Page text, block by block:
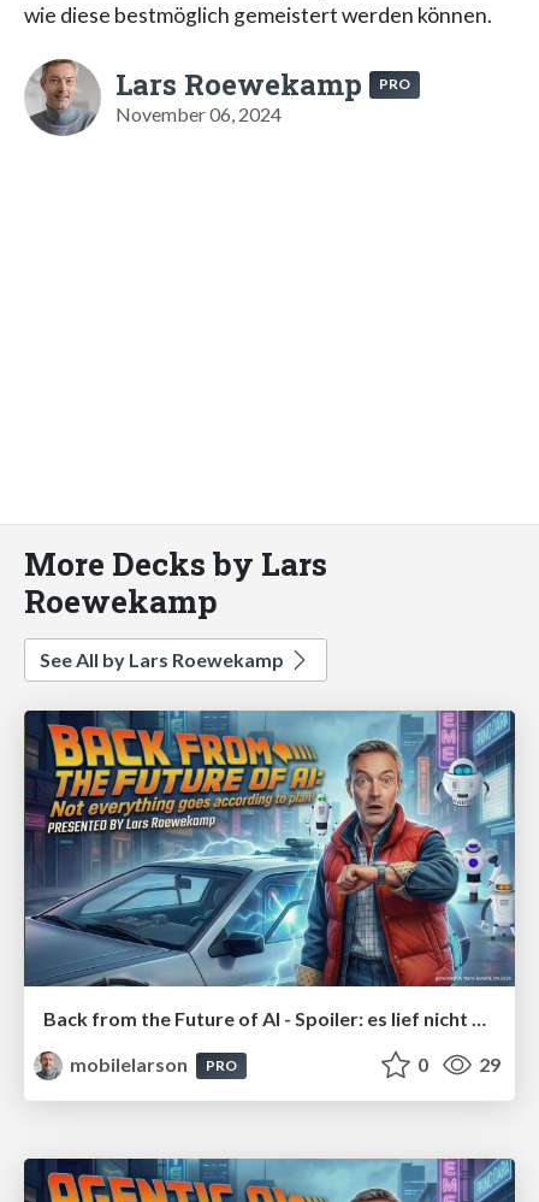
wie diese bestmöglich gemeistert werden können.
Lars Roewekamp PRO
November 06, 2024
More Decks by Lars
Roewekamp
See All by Lars Roewekamp
Back from the Future of AI - Spoiler: es lief nicht alles nach Plan
mobilelarson
PRO 0 29